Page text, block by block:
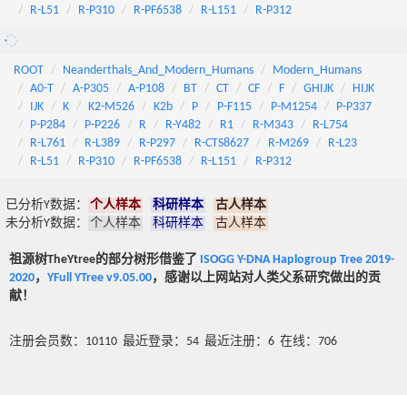
R-L51
R-P310 R-PF6538 R-L151 R-P312
ROOT Neanderthals_And_Modern_Humans
Modern_Humans
A0-T
A-P305 A-P108 BT CT CF F GHIJK
HIJK
IJK
K K2-M526 K2b P P-F115 P-M1254
P-P337
P-P284
P-P226 R R-Y482 R1 R-M343
R-L754
R-L761
R-L389 R-P297 R-CTS8627 R-M269
R-L23
R-L51
R-P310 R-PF6538 R-L151 R-P312
已分析Y数据： 个人样本 科研样本
古人样本
未分析Y数据：
个人样本 科研样本 古人样本
祖源树TheYtree的部分树形借鉴了 ISOGG Y-DNA Haplogroup Tree 2019-
2020， YFull YTree v9.05.00，感谢以上网站对人类父系研究做出的贡
献！
注册会员数：10110 最近登录：54 最近注册：6 在线：706